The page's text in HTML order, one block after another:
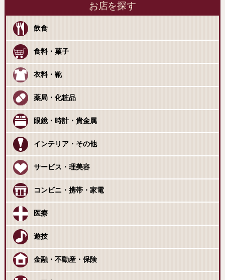
お店を探す
飲食
食料・菓子
衣料・靴
薬局・化粧品
眼鏡・時計・貴金属
インテリア・その他
サービス・理美容
コンビニ・携帯・家電
医療
遊技
金融・不動産・保険